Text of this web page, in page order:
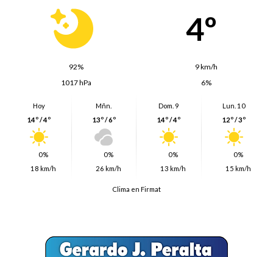
4º
92%
9 km/h
1017 hPa
6%
Hoy
14º / 4º
0%
18 km/h
Mñn.
13º / 6º
0%
26 km/h
Dom. 9
14º / 4º
0%
13 km/h
Lun. 10
12º / 3º
0%
15 km/h
Clima en Firmat